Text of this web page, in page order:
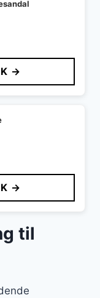
→
→
til